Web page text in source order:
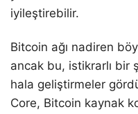
iyileştirebilir.
Bitcoin ağı nadiren
ancak bu, istikrarlı bir
hala geliştirmeler
Core, Bitcoin kaynak